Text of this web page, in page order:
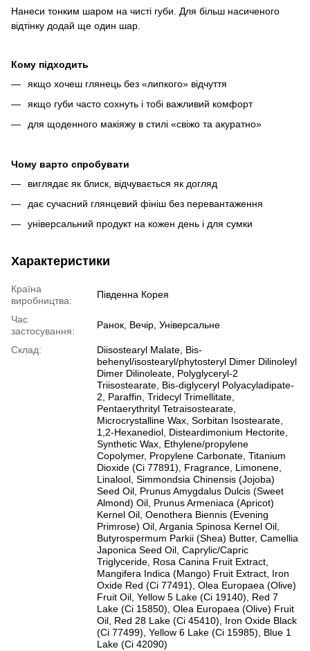
Нанеси тонким шаром на чисті губи. Для більш насиченого
відтінку додай ще один шар.
Кому підходить
якщо хочеш глянець без «липкого» відчуття
якщо губи часто сохнуть і тобі важливий комфорт
для щоденного макіяжу в стилі «свіжо та акуратно»
Чому варто спробувати
виглядає як блиск, відчувається як догляд
дає сучасний глянцевий фініш без перевантаження
універсальний продукт на кожен день і для сумки
Характеристики
Країна
виробництва:
Південна Корея
Час
застосування:
Ранок, Вечір, Універсальне
Склад:
Diisostearyl Malate, Bis-
behenyl/isostearyl/phytosteryl Dimer Dilinoleyl
Dimer Dilinoleate, Polyglyceryl-2
Triisostearate, Bis-diglyceryl Polyacyladipate-
2, Paraffin, Tridecyl Trimellitate,
Pentaerythrityl Tetraisostearate,
Microcrystalline Wax, Sorbitan Isostearate,
1,2-Hexanediol, Disteardimonium Hectorite,
Synthetic Wax, Ethylene/propylene
Copolymer, Propylene Carbonate, Titanium
Dioxide (Ci 77891), Fragrance, Limonene,
Linalool, Simmondsia Chinensis (Jojoba)
Seed Oil, Prunus Amygdalus Dulcis (Sweet
Almond) Oil, Prunus Armeniaca (Apricot)
Kernel Oil, Oenothera Biennis (Evening
Primrose) Oil, Argania Spinosa Kernel Oil,
Butyrospermum Parkii (Shea) Butter, Camellia
Japonica Seed Oil, Caprylic/Capric
Triglyceride, Rosa Canina Fruit Extract,
Mangifera Indica (Mango) Fruit Extract, Iron
Oxide Red (Ci 77491), Olea Europaea (Olive)
Fruit Oil, Yellow 5 Lake (Ci 19140), Red 7
Lake (Ci 15850), Olea Europaea (Olive) Fruit
Oil, Red 28 Lake (Ci 45410), Iron Oxide Black
(Ci 77499), Yellow 6 Lake (Ci 15985), Blue 1
Lake (Ci 42090)